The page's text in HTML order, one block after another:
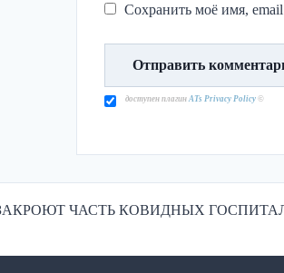
Сохранить моё имя,
доступен плагин ATs Privacy Policy ©
ЧАСТЬ КОВИДНЫХ